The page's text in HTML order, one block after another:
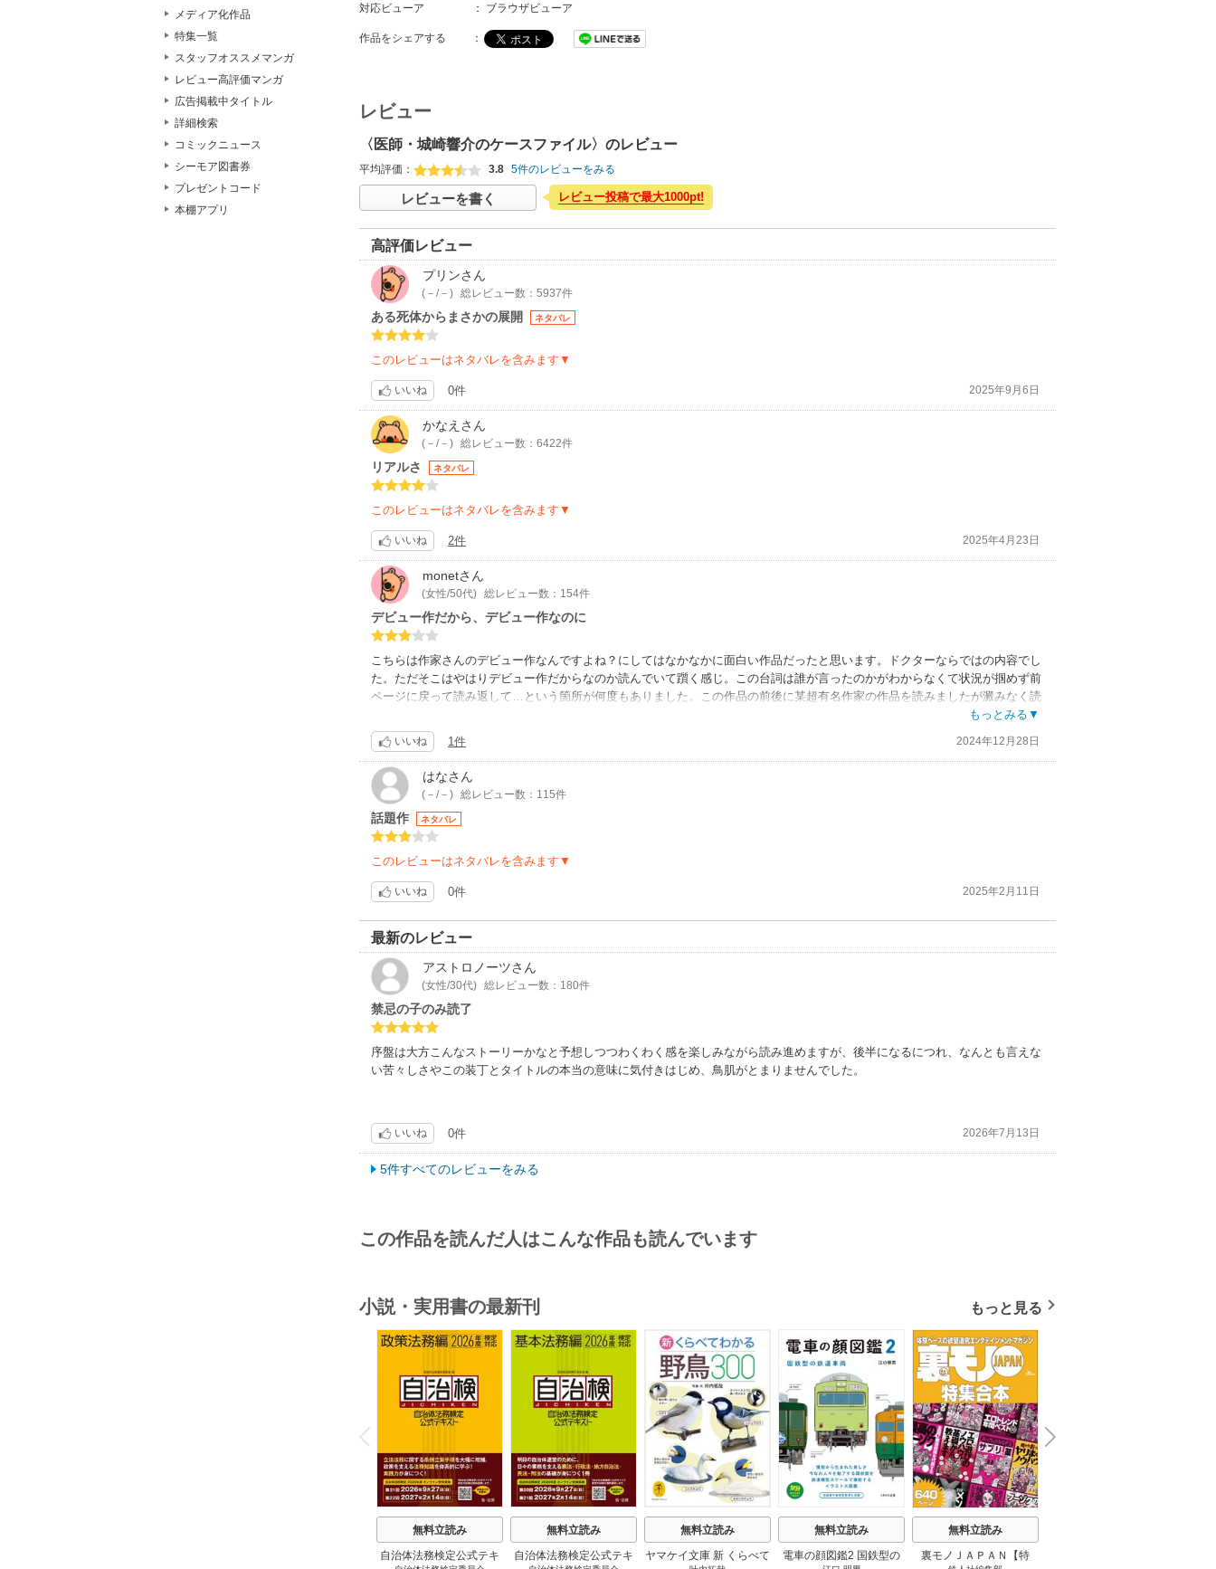
メディア化作品
特集一覧
スタッフオススメマンガ
レビュー高評価マンガ
広告掲載中タイトル
詳細検索
コミックニュース
シーモア図書券
プレゼントコード
本棚アプリ
対応ビューア
： ブラウザビューア
作品をシェアする ：
レビュー
〈医師・城崎響介のケースファイル〉のレビュー
平均評価： 3.8 5件のレビューをみる
レビューを書く レビュー投稿で最大1000pt!
高評価レビュー
プリンさん
(－/－) 総レビュー数：5937件
ある死体からまさかの展開 ネタバレ
このレビューはネタバレを含みます▼
いいね 0件 2025年9月6日
かなえ さん
(－/－) 総レビュー数：6422件
リアルさ ネタバレ
このレビューはネタバレを含みます▼
いいね 2件 2025年4月23日
monetさん
(女性/50代) 総レビュー数：154件
デビュー作だから、デビュー作なのに
こちらは作家さんのデビュー作なんですよね？にしてはなかなかに面白い作品だったと思います。ドクターならではの内容でし
た。ただそこはやはりデビュー作だからなのか読んでいて躓く感じ。この台詞は誰が言ったのかがわからなくて状況が掴めず前
ページに戻って読み返して…という箇所が何度もありました。この作品の前後に某超有名作家の作品を読みましたが澱みなく読
み進み頭の中で状況が映像の様に浮かぶ、今までそれはごく当たり前の事だと思ってましたが、ベテランと新人とはこうも違う
ものか…と申し訳ないですがつくづく思いました。この作品については個人的には明らかになった真実が生理的に受け付けられ
ない、正直気持ちが悪かったです…受け入れられる方には面白い作品なのかも。私は読み返すことはないと思いました。
もっとみる▼
いいね 1件 2024年12月28日
はなさん
(－/－) 総レビュー数：115件
話題作 ネタバレ
このレビューはネタバレを含みます▼
いいね 0件 2025年2月11日
最新のレビュー
アストロノーツさん
(女性/30代) 総レビュー数：180件
禁忌の子のみ読了
序盤は大方こんなストーリーかなと予想しつつわくわく感を楽しみながら読み進めますが、後半になるにつれ、なんとも言えな
い苦々しさやこの装丁とタイトルの本当の意味に気付きはじめ、鳥肌がとまりませんでした。
いいね 0件 2026年7月13日
5件すべてのレビューをみる
この作品を読んだ人はこんな作品も読んでいます
小説・実用書の最新刊 もっと見る
P
r
e
i
o
u
s
無料立読み
自治体法務検定公式テキ
無料立読み
自治体法務検定公式テキ
無料立読み
ヤマケイ文庫 新 くらべて
無料立読み
電車の顔図鑑2 国鉄型の
無料立読み
裏モノＪＡＰＡＮ【特
N
e
x
t